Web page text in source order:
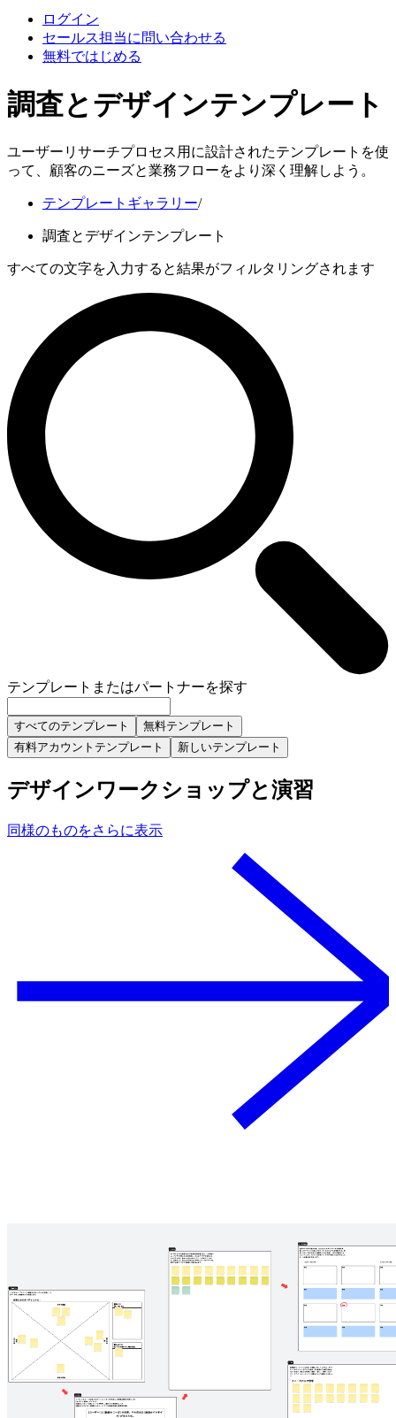
ログイン
セールス担当に問い合わせる
無料ではじめる
調査とデザインテンプレート
ユーザーリサーチプロセス用に設計されたテンプレートを使
って、顧客のニーズと業務フローをより深く理解しよう。
テンプレートギャラリー/
調査とデザインテンプレート
すべての文字を入力すると結果がフィルタリングされます
テンプレートまたはパートナーを探す
すべてのテンプレート
無料テンプレート
有料アカウントテンプレート
新しいテンプレート
デザインワークショップと演習
同様のものをさらに表示